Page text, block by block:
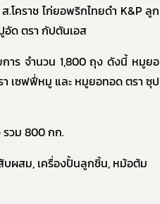
โคราช ไก่ยอพริกไทยดำ K&P ลูก
ด ตรา กัปตันเอส
าร จำนวน 1,800ถุง ดังนี้ หมูยอ
เซฟฟี่หมู และ หมูยอทอด ตรา ซุป
รวม 800กก.
บผสม, เครื่องปั้นลูกชิ้น, หม้อต้ม